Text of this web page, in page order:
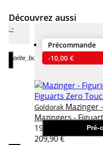
Découvrez aussi
favorite_border
Précommande
-10,00 €
Pré-
Goldorak Mazinger
Mazingers -
199,90 €
209,90 €